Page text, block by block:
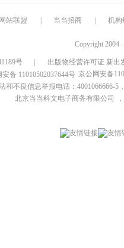
网站联盟 当当招商 机构
Copyright 2004
号
出版物经营许可证 新出
京公网安备
和不良信息举报电话：4001066666-5
北京当当科文电子商务有限公司